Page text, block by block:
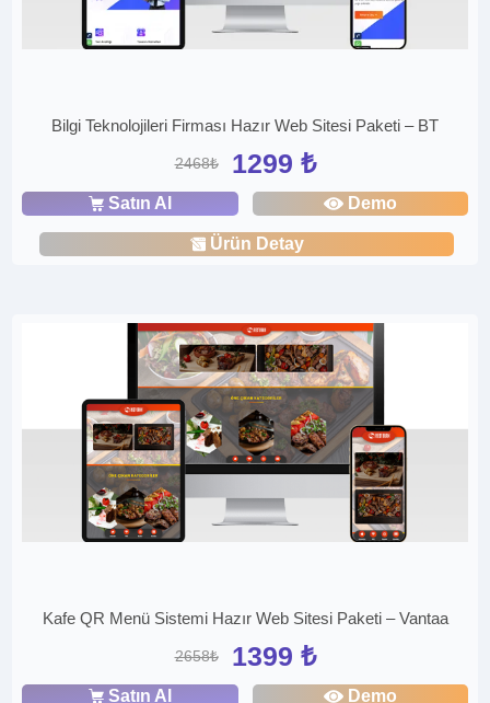
Bilgi Teknolojileri Firması Hazır Web Sitesi Paketi – BT
2468₺ 1299 ₺
Satın Al Demo
Ürün Detay
Kafe QR Menü Sistemi Hazır Web Sitesi Paketi – Vantaa
2658₺ 1399 ₺
Satın Al Demo